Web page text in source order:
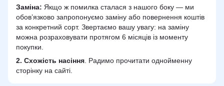
Заміна: Якщо ж помилка сталася з нашого боку — ми
обов’язково запропонуємо заміну або повернення коштів
за конкретний сорт. Звертаємо вашу увагу: на заміну
можна розраховувати протягом 6 місяців із моменту
покупки.
2. Схожість насіння . Радимо прочитати однойменну
сторінку на сайті.